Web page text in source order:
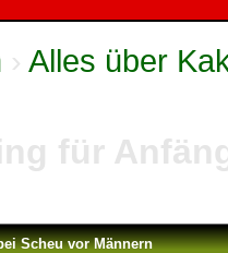
› Alles über
für
Scheu vor Männern